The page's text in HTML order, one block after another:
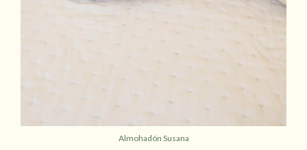
Almohadón Susana